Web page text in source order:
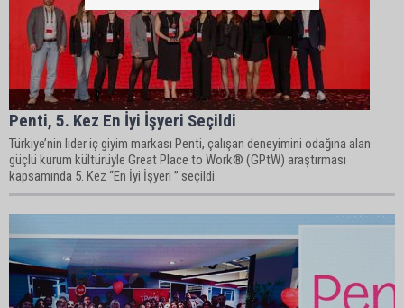
Penti, 5. Kez En İyi İşyeri Seçildi
Türkiye’nin lider iç giyim markası Penti, çalışan deneyimini odağına alan
güçlü kurum kültürüyle Great Place to Work® (GPtW) araştırması
kapsamında 5. Kez “En İyi İşyeri ” seçildi.